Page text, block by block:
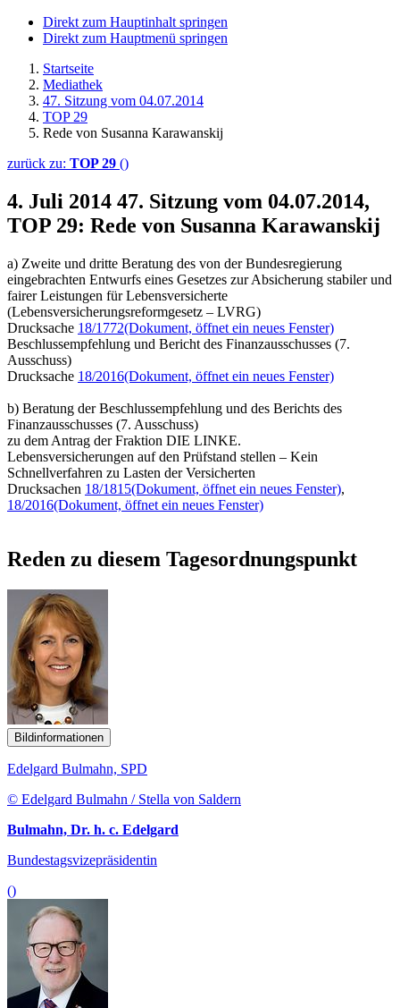
Direkt zum Hauptinhalt springen
Direkt zum Hauptmenü springen
Startseite
Mediathek
47. Sitzung vom 04.07.2014
TOP 29
Rede von Susanna Karawanskij
zurück zu: TOP 29 ()
4. Juli 2014 47. Sitzung vom 04.07.2014,
TOP 29: Rede von Susanna Karawanskij
a) Zweite und dritte Beratung des von der Bundesregierung
eingebrachten Entwurfs eines Gesetzes zur Absicherung stabiler und
fairer Leistungen für Lebensversicherte
(Lebensversicherungsreformgesetz – LVRG)
Drucksache 18/1772(Dokument, öffnet ein neues Fenster)
Beschlussempfehlung und Bericht des Finanzausschusses (7.
Ausschuss)
Drucksache 18/2016(Dokument, öffnet ein neues Fenster)
b) Beratung der Beschlussempfehlung und des Berichts des
Finanzausschusses (7. Ausschuss)
zu dem Antrag der Fraktion DIE LINKE.
Lebensversicherungen auf den Prüfstand stellen – Kein
Schnellverfahren zu Lasten der Versicherten
Drucksachen 18/1815(Dokument, öffnet ein neues Fenster),
18/2016(Dokument, öffnet ein neues Fenster)
Reden zu diesem Tagesordnungspunkt
Bildinformationen
Edelgard Bulmahn, SPD
© Edelgard Bulmahn / Stella von Saldern
Bulmahn, Dr. h. c. Edelgard
Bundestagsvizepräsidentin
()